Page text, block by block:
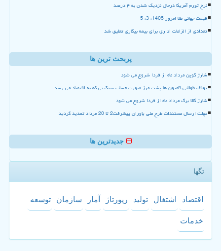
نرخ تورم آمریکا درحال نزدیک شدن به ۴ درصد
قیمت جهانی طلا امروز 1405، 3، 5
تعدادی از الزامات اداری برای بیمه بیکاری تعلیق شد
پربحث ترین ها
شارژ کوپن مرداد ماه از فردا شروع می شود
توقف طولانی کامیون ها پشت مرز صورت حساب سنگینی که به اقتصاد می رسد
شارژ کالا برگ مرداد ماه از فردا شروع می شود
مهلت ارسال مستندات طرح ملی یاوران پیشرفت2 تا 20 مرداد تمدید گردید
جدیدترین ها
تگها
اقتصاد اشتغال تولید رپورتاژ آمار سازمان توسعه
خدمات